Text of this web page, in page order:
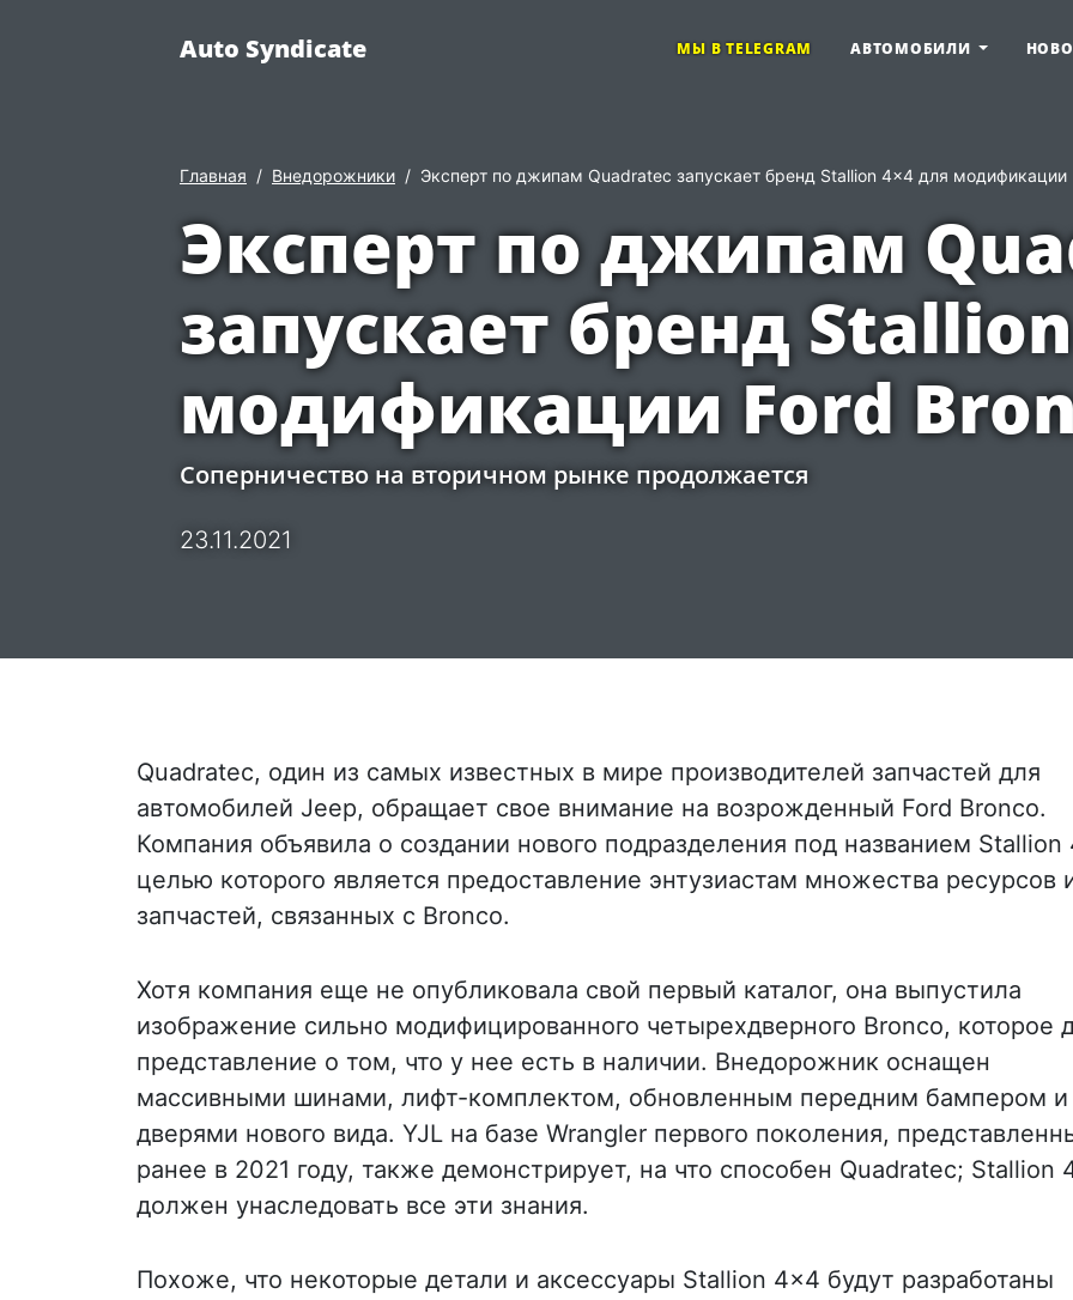
Auto Syndicate МЫ В TELEGRAM АВТОМОБИЛИ
Главная Внедорожники Эксперт по джипам Quadratec запускает бренд Stallion 4x4 для модификации
Эксперт по джипам
запускает бренд
модификации Ford
Соперничество на вторичном рынке продолжается
23.11.2021
Quadratec, один из самых известных в мире производителей запчастей для
автомобилей Jeep, обращает свое внимание на возрожденный Ford Bronco.
Компания объявила о создании нового подразделения под названием
целью которого является предоставление энтузиастам множества ресурсов
запчастей, связанных с Bronco.
Хотя компания еще не опубликовала свой первый каталог, она выпустила
изображение сильно модифицированного четырехдверного Bronco, которое
представление о том, что у нее есть в наличии. Внедорожник оснащен
массивными шинами, лифт-комплектом, обновленным передним бампером и
дверями нового вида. YJL на базе Wrangler первого поколения,
ранее в 2021 году, также демонстрирует, на что способен Quadratec; Stallion
должен унаследовать все эти знания.
Похоже, что некоторые детали и аксессуары Stallion 4x4 будут разработаны